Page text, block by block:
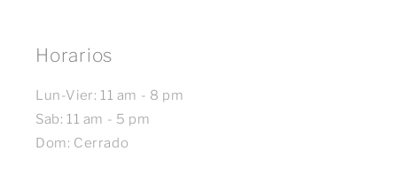
Horarios
Lun-Vier: 11 am - 8 pm
Sab: 11 am - 5 pm
Dom: Cerrado